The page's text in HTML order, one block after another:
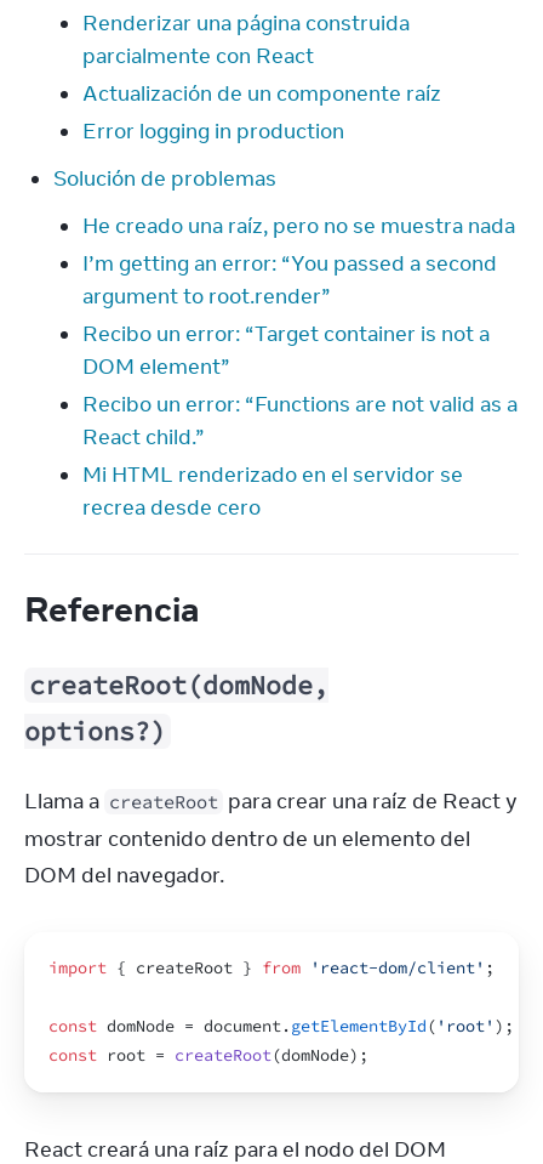
Renderizar una página construida
parcialmente con React
Actualización de un componente raíz
Error logging in production
Solución de problemas
He creado una raíz, pero no se muestra nada
I’m getting an error: “You passed a second
argument to root.render”
Recibo un error: “Target container is not a
DOM element”
Recibo un error: “Functions are not valid as a
React child.”
Mi HTML renderizado en el servidor se
recrea desde cero
Referencia
createRoot(domNode,
options?)
Llama a createRoot para crear una raíz de React y
mostrar contenido dentro de un elemento del
DOM del navegador.
import { createRoot } from 'react-dom/client' ;
const domNode = document. getElementById( 'root' ) ;
const root = createRoot(domNode) ;
React creará una raíz para el nodo del DOM